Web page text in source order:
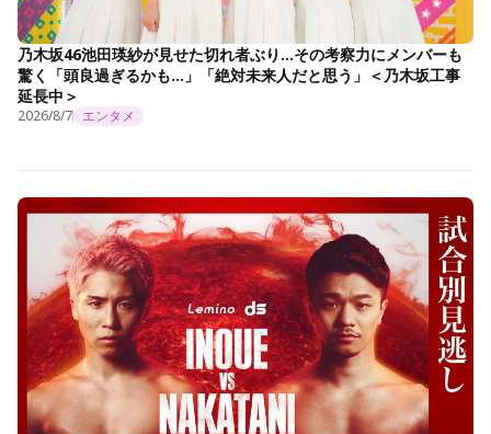
乃木坂46池田瑛紗が見せた切れ者ぶり…その考察力にメンバーも
驚く「頭良過ぎるかも…」「絶対未来人だと思う」＜乃木坂工事
延長中＞
2026/8/7 エンタメ